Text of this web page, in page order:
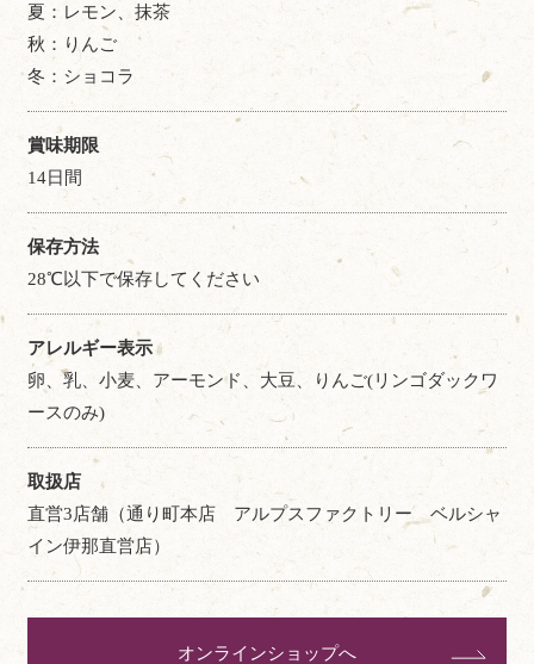
夏：レモン、抹茶
秋：りんご
冬：ショコラ
賞味期限
14日間
保存方法
28℃以下で保存してください
アレルギー表示
卵、乳、小麦、アーモンド、大豆、りんご(リンゴダックワ
ースのみ)
取扱店
直営3店舗（通り町本店 アルプスファクトリー ベルシャ
イン伊那直営店）
オンラインショップへ